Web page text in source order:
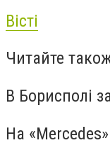
Вісті
Читайте
В Борисполі
На